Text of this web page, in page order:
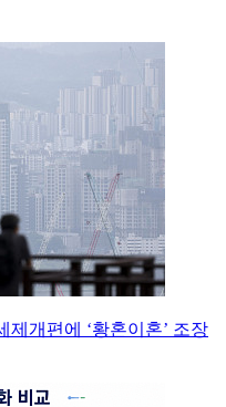
제개편에 ‘황혼이혼’ 조장